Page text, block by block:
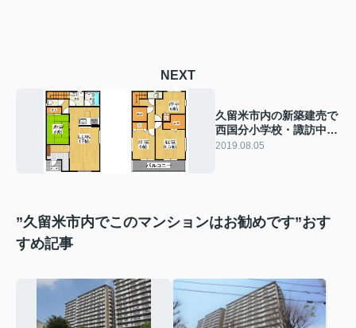
NEXT
久留米市内の新築建売で
西国分小学校・諏訪中学
校の校区内です
2019.08.05
”久留米市内でこのマンションはお勧めです”おす
すめ記事